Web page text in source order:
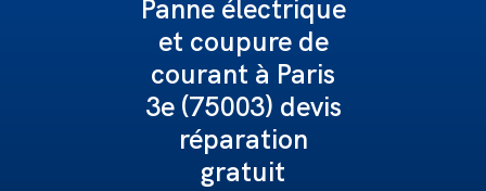
Panne électrique
et coupure de
courant à Paris
3e (75003) devis
réparation
gratuit